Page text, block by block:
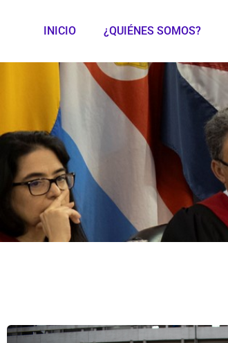
INICIO ¿QUIÉNES SOMOS?